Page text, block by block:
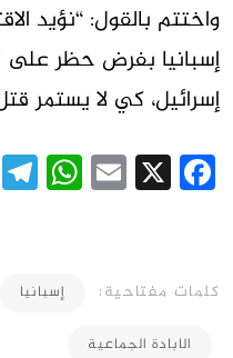
واختتم بالقول: “نؤيد
إسبانيا بفرض حظر على
إسرائيل، كي لا يستمر
Facebook
X
Email
كلمات مفتاحية: إسبانيا
الابادة الجماعية